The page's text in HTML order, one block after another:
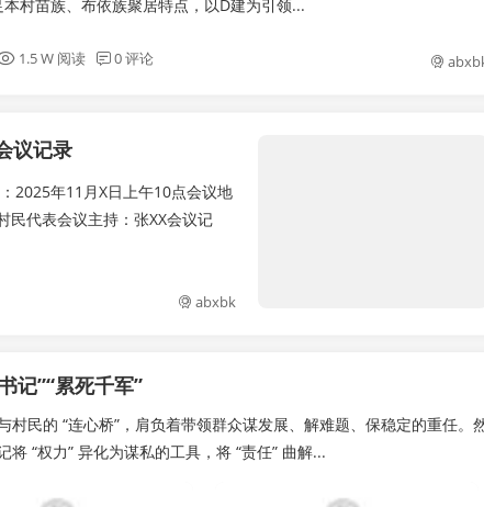
村苗族、布依族聚居特点，以D建为引领...
1.5 W 阅读 0 评论
议记录
2025年11月X日上午10点会议地
民代表会议主持：张XX会议记
abxbk
记”“累死千军”
村民的 “连心桥”，肩负着带领群众谋发展、解难题、保稳定的重任。
“权力” 异化为谋私的工具，将 “责任” 曲解...